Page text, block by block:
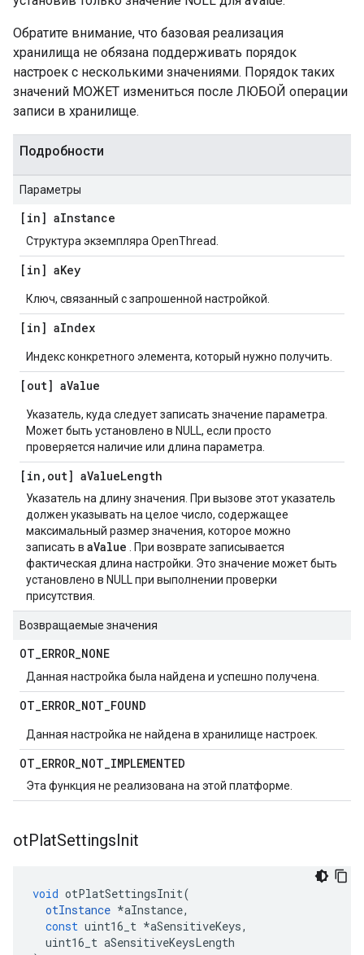
Обратите внимание, что базовая реализация
хранилища не обязана поддерживать порядок
настроек с несколькими значениями. Порядок таких
значений МОЖЕТ измениться после ЛЮБОЙ операции
записи в хранилище.
Подробности
Параметры
[in] aInstance
Структура экземпляра OpenThread.
[in] aKey
Ключ, связанный с запрошенной настройкой.
[in] aIndex
Индекс конкретного элемента, который нужно получить.
[out] aValue
Указатель, куда следует записать значение параметра.
Может быть установлено в NULL, если просто
проверяется наличие или длина параметра.
[in , out] aValueLength
Указатель на длину значения. При вызове этот указатель
должен указывать на целое число, содержащее
максимальный размер значения, которое можно
записать в aValue . При возврате записывается
фактическая длина настройки. Это значение может быть
установлено в NULL при выполнении проверки
присутствия.
Возвращаемые значения
OT_ERROR_NONE
Данная настройка была найдена и успешно получена.
OT_ERROR_NOT_FOUND
Данная настройка не найдена в хранилище настроек.
OT_ERROR_NOT_IMPLEMENTED
Эта функция не реализована на этой платформе.
otPlatSettingsInit
void otPlatSettingsInit(
otInstance *aInstance,
const uint16_t *aSensitiveKeys,
uint16_t aSensitiveKeysLength